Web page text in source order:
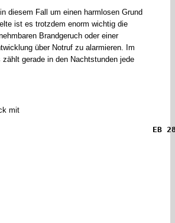
diesem Fall um einen harmlosen Grund
ist es trotzdem enorm wichtig die
Brandgeruch oder einer
über Notruf zu alarmieren. Im
zählt gerade in den Nachtstunden jede
mit
EB